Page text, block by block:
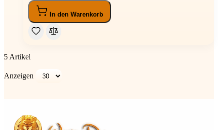
In den Warenkorb
5 Artikel
Anzeigen